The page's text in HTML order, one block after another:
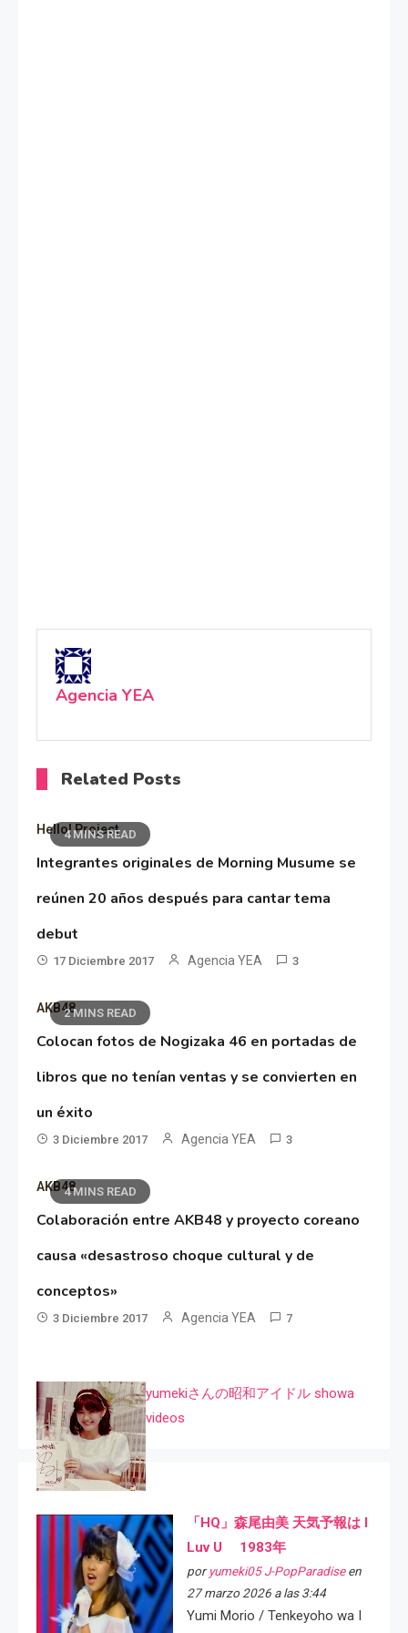
Agencia YEA
Related Posts
4 MINS READ
Hello! Project
Integrantes originales de Morning Musume se
reúnen 20 años después para cantar tema
debut
17 Diciembre 2017 Agencia YEA 3
2 MINS READ
AKB48
Colocan fotos de Nogizaka 46 en portadas de
libros que no tenían ventas y se convierten en
un éxito
3 Diciembre 2017 Agencia YEA 3
4 MINS READ
AKB48
Colaboración entre AKB48 y proyecto coreano
causa «desastroso choque cultural y de
conceptos»
3 Diciembre 2017 Agencia YEA 7
yumekiさんの昭和アイドル showa
videos
「HQ」森尾由美 天気予報は I
Luv U 1983年
por yumeki05 J-PopParadiseen
27 marzo 2026 a las 3:44
Yumi Morio / Tenkeyoho wa I